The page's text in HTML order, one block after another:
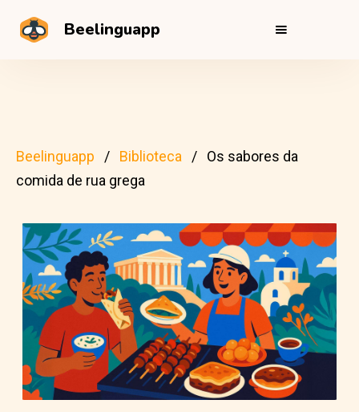
Beelinguapp
Beelinguapp Biblioteca
Os sabores da
comida de rua grega